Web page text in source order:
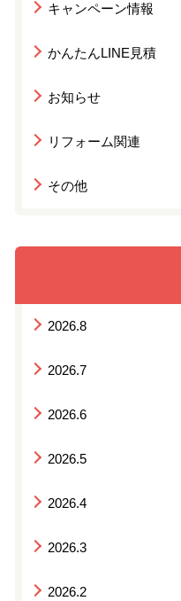
キャンペーン情報
かんたんLINE見積
お知らせ
リフォーム関連
その他
2026.8
2026.7
2026.6
2026.5
2026.4
2026.3
2026.2